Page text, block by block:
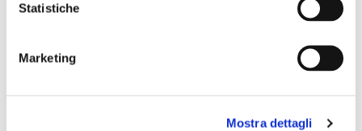
Statistiche
Marketing
Mostra dettagli